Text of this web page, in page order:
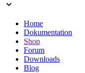
Home
Dokumentation
Shop
Forum
Downloads
Blog